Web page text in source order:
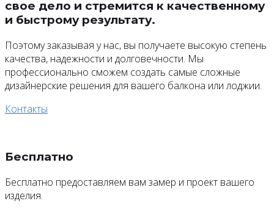
свое дело и стремится к качественному
и быстрому результату.
Поэтому заказывая у нас, вы получаете высокую степень
качества, надежности и долговечности. Мы
профессионально сможем создать самые сложные
дизайнерские решения для вашего балкона или лоджии.
Контакты
Бесплатно
Бесплатно предоставляем вам замер и проект вашего
изделия.